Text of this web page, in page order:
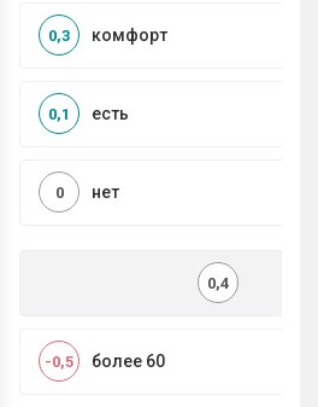
комфорт
0,3
есть
0,1
нет
0
0,4
более 60
-0,5